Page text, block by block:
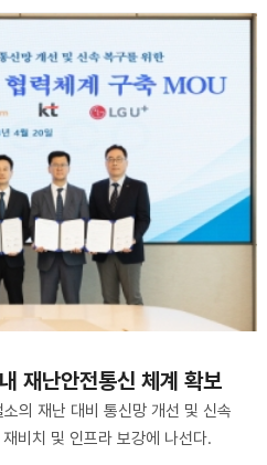
재난안전통신 체계 확보
의 재난 대비 통신망 개선 및 신속
비치 및 인프라 보강에 나선다.